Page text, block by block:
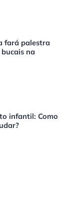
fará palestra
na
infantil: Como